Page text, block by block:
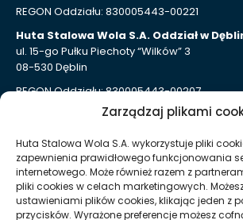
Zarządzaj plikami
Huta Stalowa Wola S.A. wykorzystuje pliki
zapewnienia prawidłowego funkcjonowania
internetowego. Może również razem z
pliki cookies w celach marketingowych.
ustawieniami plików cookies, klikając jeden z
przycisków. Wyrażone preferencje możesz
REGON Oddziału: 830005443-00221
Huta Stalowa Wola S.A. Oddział w
ul. 15-go Pułku Piechoty “Wilków” 3
08-530 Dęblin
REGON Oddziału: 830005443-00207
Huta Stalowa Wola S.A. Oddział
38-500 Sanok
REGON Oddziału 830005443-00214
Kontakt dla mediów